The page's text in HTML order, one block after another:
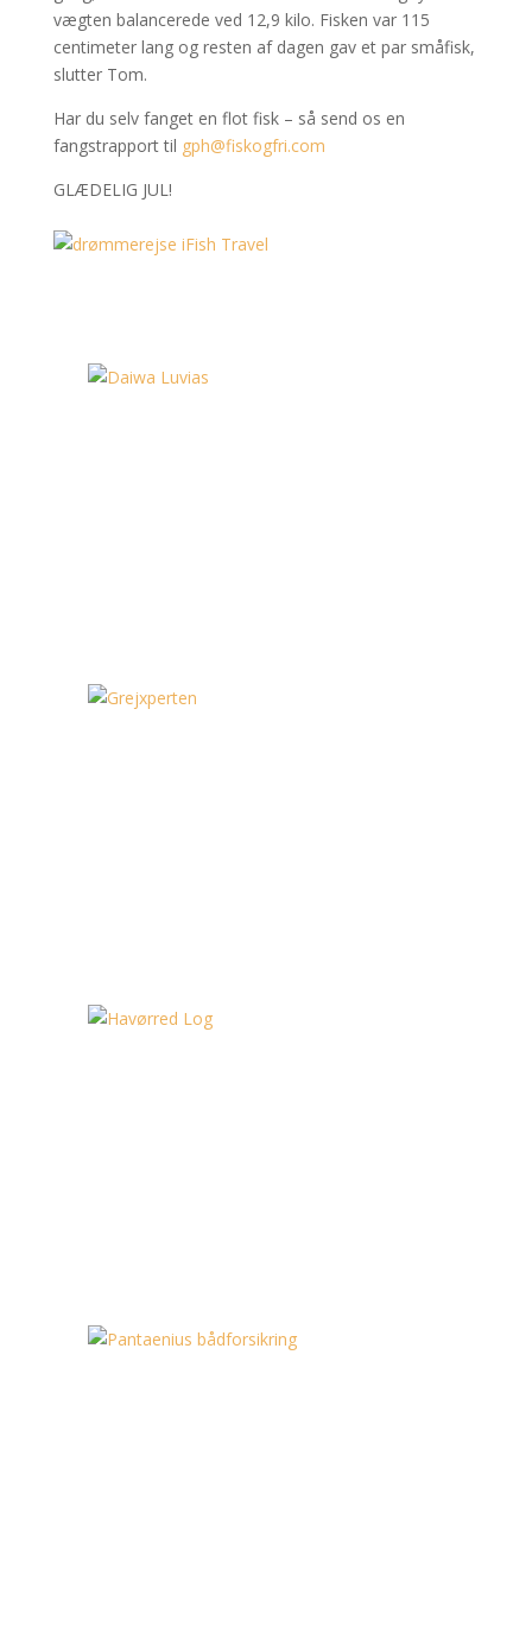
vægten balancerede ved 12,9 kilo. Fisken var 115
centimeter lang og resten af dagen gav et par småfisk,
slutter Tom.
Har du selv fanget en flot fisk – så send os en
fangstrapport til gph@fiskogfri.com
GLÆDELIG JUL!